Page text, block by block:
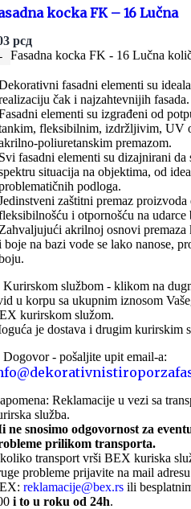
kocka FK – 16 Lučna
рсд
Fasadna kocka FK - 16 Lučna
fasadni elementi su
čak i najzahtevnijih fasada.
elementi su izgrađeni od
fleksibilnim, izdržljivim, UV
poliuretanskim premazom.
fasadni elementi su dizajnirani
situacija na objektima, od
podloga.
zaštitni premaz
i otpornošću na udarce
akrilnoj osnovi premaza
boje na bazi vode se lako nanose,
Kurirskom službom - klikom na
u korpu sa ukupnim iznosom
kurirskom služom.
je dostava i drugim kurirskim
Dogovor - pošaljite upit email-a:
Reklamacije u vezi sa
služba.
ne snosimo odgovornost za
prilikom transporta.
transport vrši BEX kuriska
probleme prijavite na mail
reklamacije@bex.rs ili
i to u roku od 24h.